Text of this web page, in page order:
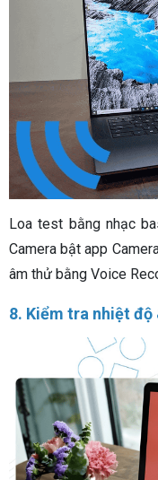
Loa test bằng nhạc
Camera bật app
âm thử bằng Voice
8. Kiểm tra nhiệt độ